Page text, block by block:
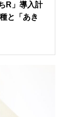
R」導入計
と「あき